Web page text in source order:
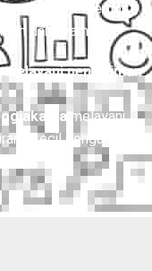
dan
antar-jemput,
dan nyaman.
melayani pengiriman
melayani
kecil dengan